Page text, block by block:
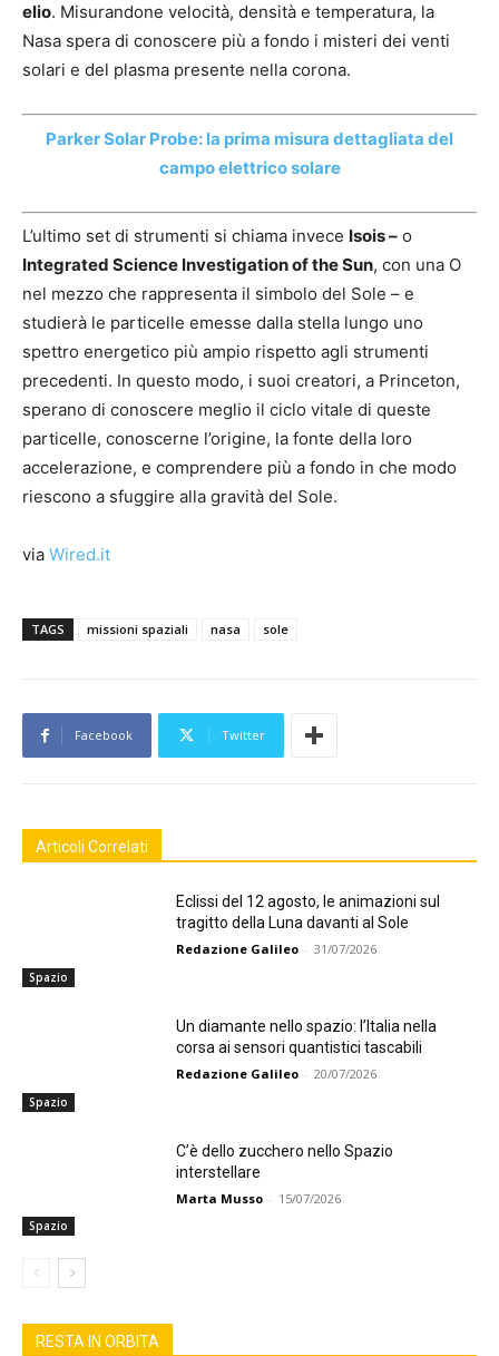
elio. Misurandone velocità, densità e temperatura, la
Nasa spera di conoscere più a fondo i misteri dei venti
solari e del plasma presente nella corona.
Parker Solar Probe: la prima misura dettagliata del
campo elettrico solare
L’ultimo set di strumenti si chiama invece Isois – o
Integrated Science Investigation of the Sun, con una O
nel mezzo che rappresenta il simbolo del Sole – e
studierà le particelle emesse dalla stella lungo uno
spettro energetico più ampio rispetto agli strumenti
precedenti. In questo modo, i suoi creatori, a Princeton,
sperano di conoscere meglio il ciclo vitale di queste
particelle, conoscerne l’origine, la fonte della loro
accelerazione, e comprendere più a fondo in che modo
riescono a sfuggire alla gravità del Sole.
via Wired.it
TAGS missioni spaziali nasa sole
Facebook Twitter
Articoli Correlati
Spazio
Eclissi del 12 agosto, le animazioni sul
tragitto della Luna davanti al Sole
Redazione Galileo - 31/07/2026
Spazio
Un diamante nello spazio: l’Italia nella
corsa ai sensori quantistici tascabili
Redazione Galileo - 20/07/2026
Spazio
C’è dello zucchero nello Spazio
interstellare
Marta Musso - 15/07/2026
RESTA IN ORBITA